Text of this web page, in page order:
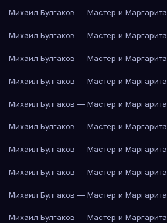
Михаил Булгаков — Мастер и Маргарита
Михаил Булгаков — Мастер и Маргарита
Михаил Булгаков — Мастер и Маргарита
Михаил Булгаков — Мастер и Маргарита
Михаил Булгаков — Мастер и Маргарита
Михаил Булгаков — Мастер и Маргарита
Михаил Булгаков — Мастер и Маргарита
Михаил Булгаков — Мастер и Маргарита
Михаил Булгаков — Мастер и Маргарита
Михаил Булгаков — Мастер и Маргарита